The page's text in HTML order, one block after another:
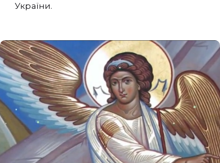
України.